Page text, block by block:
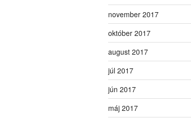
november 2017
október 2017
august 2017
júl 2017
jún 2017
máj 2017